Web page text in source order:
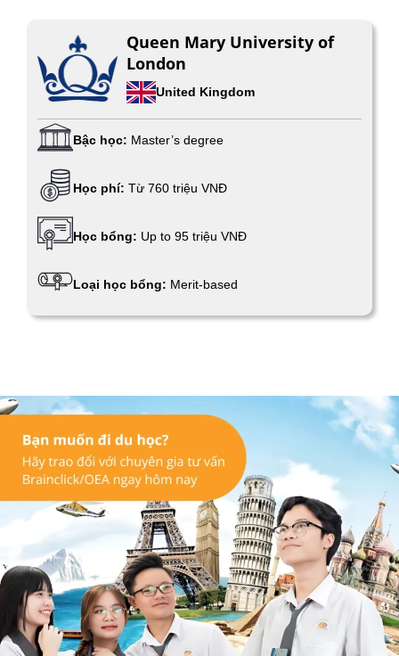
Queen Mary University of
London
United Kingdom
Bậc học: Master’s degree
Học phí: Từ 760 triệu VNĐ
Học bổng: Up to 95 triệu VNĐ
Loại học bổng: Merit-based